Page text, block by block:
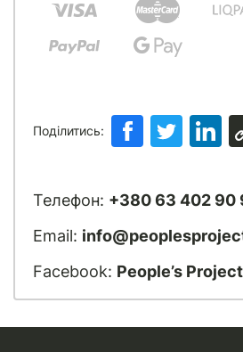
Поділитись:
Телефон: +380 63 402 90
Email:
Facebook: People’s Project